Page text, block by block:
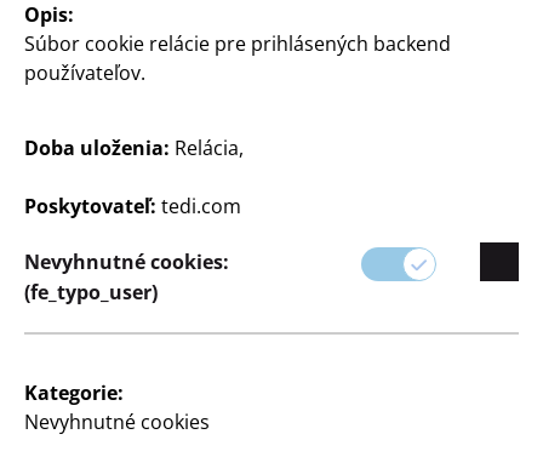
Zvýrazňovače Stabilo Swing
Cool
balenie po 8 ks, rôzne farby
Opis:
Súbor cookie relácie pre prihlásených backend
používateľov.
Doba uloženia: Relácia,
Poskytovateľ: tedi.com
Nevyhnutné cookies:
(fe_typo_user)
Kategorie:
Nevyhnutné cookies